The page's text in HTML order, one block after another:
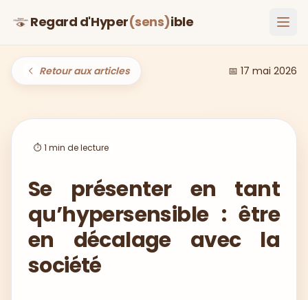
Regard d'Hyper(sens)ible
Retour aux articles 📅 17 mai 2026
⏱️ 1 min de lecture
Se présenter en tant
qu’hypersensible : être
en décalage avec la
société